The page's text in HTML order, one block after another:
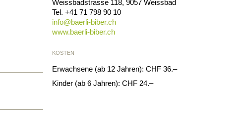
Weissbadstrasse 118,9057 Weissbad
Tel. +41 71 798 90 10
info@baerli-biber.ch
www.baerli-biber.ch
KOSTEN
Erwachsene (ab 12 Jahren): CHF 36.–
Kinder (ab 6 Jahren): CHF 24.–